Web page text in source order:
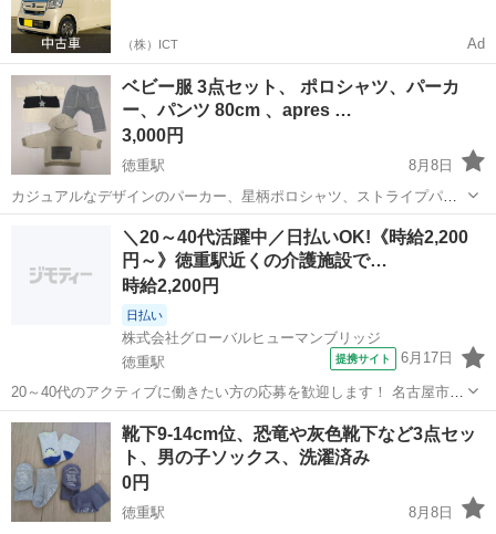
（株）ICT Ad
ベビー服 3点セット、 ポロシャツ、パーカ
ー、パンツ 80cm 、apres …
3,000円
徳重駅
8月8日
カジュアルなデザインのパーカー、星柄ポロシャツ、ストライプパン
ツの子供服3点セットです。 apres les coursのベージュのビッグポケッ
トパーカーは、鮮やかな色使いとトレンドを取り入れたデザインが特
徳重駅 キッズ用品 しまじろう
＼20～40代活躍中／日払いOK!《時給2,200
円～》徳重駅近くの介護施設で…
時給2,200円
日払い
株式会社グローバルヒューマンブリッジ
徳重駅
提携サイト 6月17日
20～40代のアクティブに働きたい方の応募を歓迎します！ 名古屋市緑
区勤務 週2日～ ケア付き住まい 看護職
╭━━━━━━━━━━━━━╮ 融通が利くので働きやすい! 週2日か
らの柔軟シフト ╰━━━━━━v━...
愛知 徳重駅 看護師
靴下9-14cm位、恐竜や灰色靴下など3点セッ
ト、男の子ソックス、洗濯済み
0円
徳重駅
8月8日